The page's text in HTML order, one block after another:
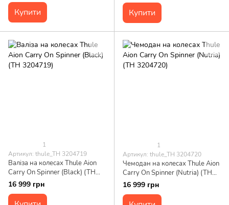
Купити Купити
1
Артикул: thule_TH 3204719
Валіза на колесах Thule Aion
Carry On Spinner (Black) (TH
3204719)
16 999 грн
1
Артикул: thule_TH 3204720
Чемодан на колесах Thule Aion
Carry On Spinner (Nutria) (TH
3204720)
16 999 грн